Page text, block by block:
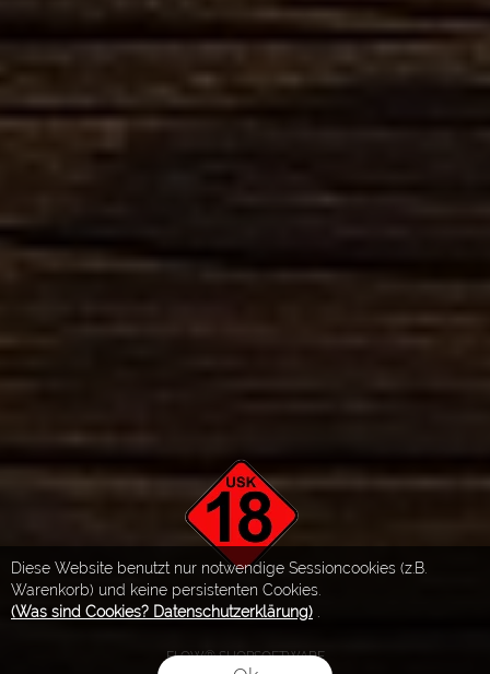
Diese Website benutzt nur notwendige Sessioncookies (z.B.
Warenkorb) und keine persistenten Cookies.
(Was sind Cookies? Datenschutzerklärung)
FLOW® SHOPSOFTWARE